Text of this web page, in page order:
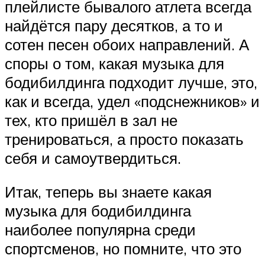
плейлисте бывалого атлета всегда
найдётся пару десятков, а то и
сотен песен обоих направлений. А
споры о том, какая музыка для
бодибилдинга подходит лучше, это,
как и всегда, удел «подснежников» и
тех, кто пришёл в зал не
тренироваться, а просто показать
себя и самоутвердиться.
Итак, теперь вы знаете какая
музыка для бодибилдинга
наиболее популярна среди
спортсменов, но помните, что это